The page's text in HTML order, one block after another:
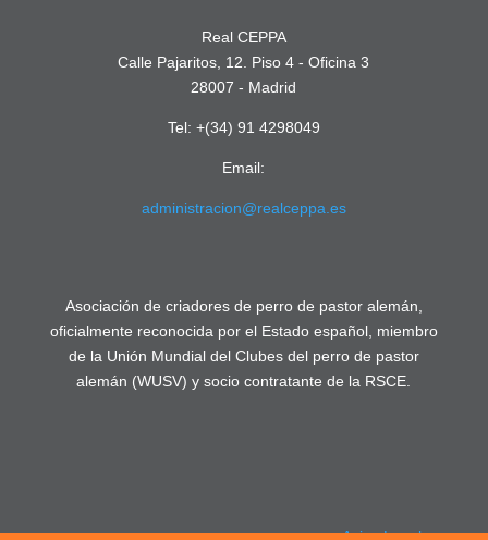
Real CEPPA
Calle Pajaritos, 12. Piso 4 - Oficina 3
28007 - Madrid
Tel: +(34) 91 4298049
Email:
administracion@realceppa.es
Asociación de criadores de perro de pastor alemán,
oficialmente reconocida por el Estado español, miembro
de la Unión Mundial del Clubes del perro de pastor
alemán (WUSV) y socio contratante de la RSCE.